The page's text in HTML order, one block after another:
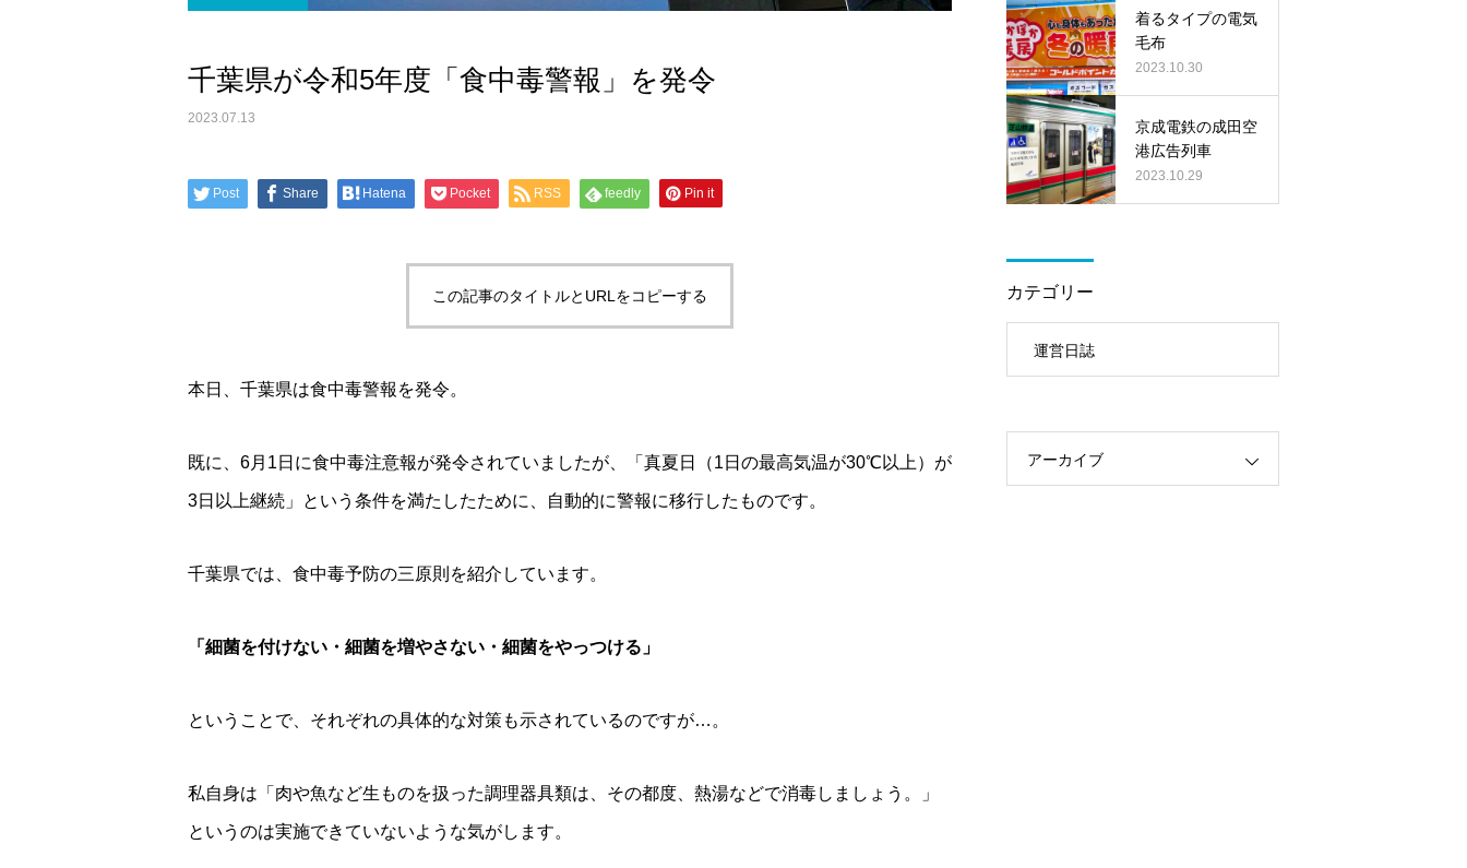
千葉県が令和5年度「食中毒警報」を発令
2023.07.13
Post Share Hatena Pocket RSS feedly Pin it
この記事のタイトルとURLをコピーする
本日、千葉県は食中毒警報を発令。
既に、6月1日に食中毒注意報が発令されていましたが、「真夏日（1日の最高気温が30℃以上）が
3日以上継続」という条件を満たしたために、自動的に警報に移行したものです。
千葉県では、食中毒予防の三原則を紹介しています。
「細菌を付けない・細菌を増やさない・細菌をやっつける」
ということで、それぞれの具体的な対策も示されているのですが…。
私自身は「肉や魚など生ものを扱った調理器具類は、その都度、熱湯などで消毒しましょう。」
というのは実施できていないような気がします。
着るタイプの電気
毛布
2023.10.30
京成電鉄の成田空
港広告列車
2023.10.29
カテゴリー
運営日誌
アーカイブ